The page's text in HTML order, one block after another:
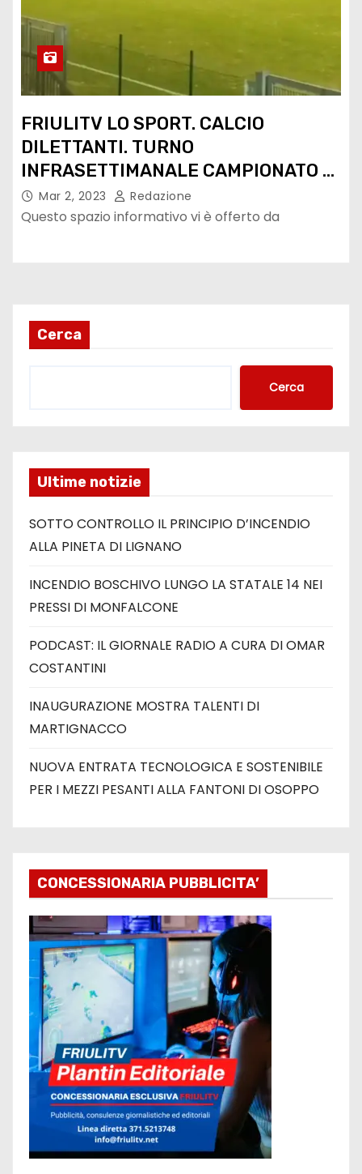
FRIULITV LO SPORT. CALCIO
DILETTANTI. TURNO
INFRASETTIMANALE CAMPIONATO DI
ECCELLENZA FVG.
Mar 2, 2023 Redazione
Questo spazio informativo vi è offerto da
Cerca
Cerca
Ultime notizie
SOTTO CONTROLLO IL PRINCIPIO D’INCENDIO
ALLA PINETA DI LIGNANO
INCENDIO BOSCHIVO LUNGO LA STATALE 14 NEI
PRESSI DI MONFALCONE
PODCAST: IL GIORNALE RADIO A CURA DI OMAR
COSTANTINI
INAUGURAZIONE MOSTRA TALENTI DI
MARTIGNACCO
NUOVA ENTRATA TECNOLOGICA E SOSTENIBILE
PER I MEZZI PESANTI ALLA FANTONI DI OSOPPO
CONCESSIONARIA PUBBLICITA’